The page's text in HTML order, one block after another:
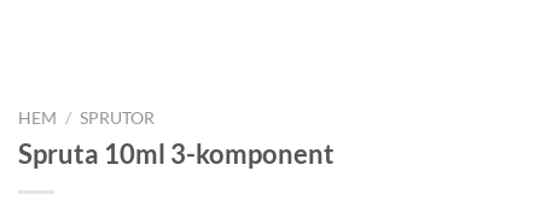
HEM / SPRUTOR
Spruta 10ml 3-komponent